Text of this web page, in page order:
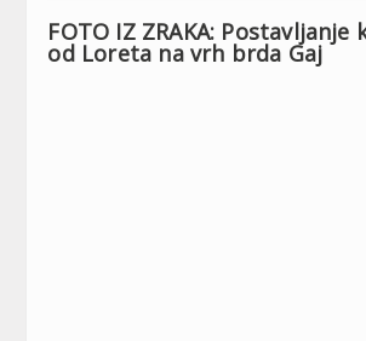
FOTO IZ ZRAKA: Postavljanje
od Loreta na vrh brda Gaj